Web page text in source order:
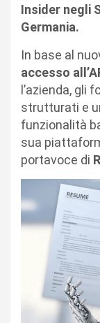
Insider negli
Germania.
In base al
accesso
l’azienda, gli
strutturati e
funzionalità
sua
portavoce di